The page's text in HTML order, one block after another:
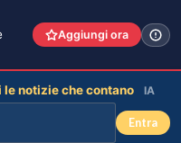
Aggiungi ora
notizie che contano IA
Entra